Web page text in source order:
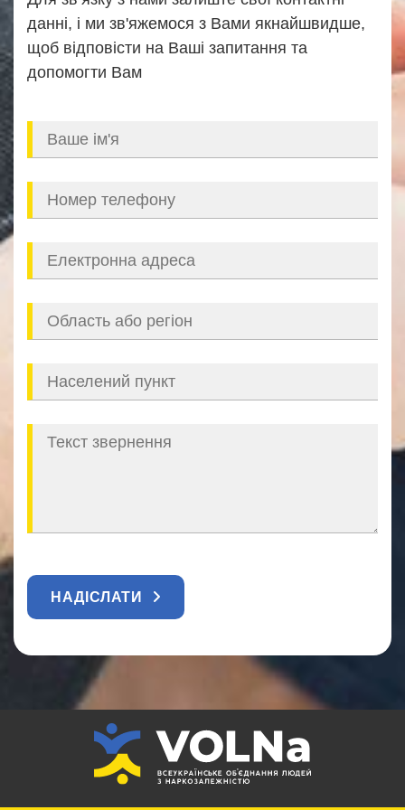
данні, і ми зв'яжемося з Вами якнайшвидше,
щоб відповісти на Ваші запитання та
допомогти Вам
НАДІСЛАТИ